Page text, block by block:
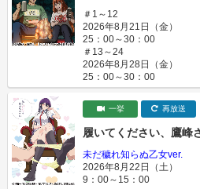
＃1～12
2026年8月21日（金）
25：00～30：00
＃13～24
2026年8月28日（金）
25：00～30：00
一挙 再放送
履いてください、鷹峰
未だ穢れ知らぬ乙女ver.
2026年8月22日（土）
9：00～15：00